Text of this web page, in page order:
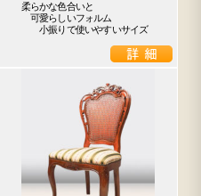
柔らかな色合いと
可愛らしいフォルム
小振りで使いやすいサイズ